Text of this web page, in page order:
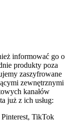
informować go o
produkty poza
zaszyfrowane
zewnętrznymi
kanałów
już z ich usług:
TikTok